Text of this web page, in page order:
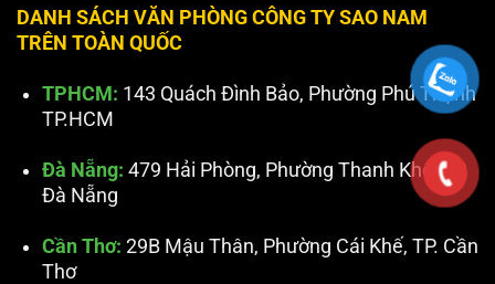
DANH SÁCH VĂN PHÒNG CÔNG TY SAO NAM
TRÊN TOÀN QUỐC
TPHCM: 143 Quách Đình Bảo, Phường Phú Thạnh
TP.HCM
Đà Nẵng: 479 Hải Phòng, Phường Thanh Khê, TP.
Đà Nẵng
Cần Thơ: 29B Mậu Thân, Phường Cái Khế, TP. Cần
Thơ